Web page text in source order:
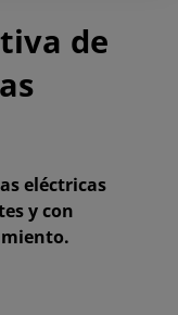
de
eléctricas
y con